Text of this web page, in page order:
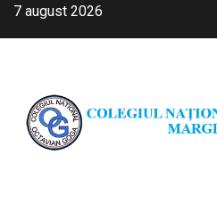
Skip7 august 2026